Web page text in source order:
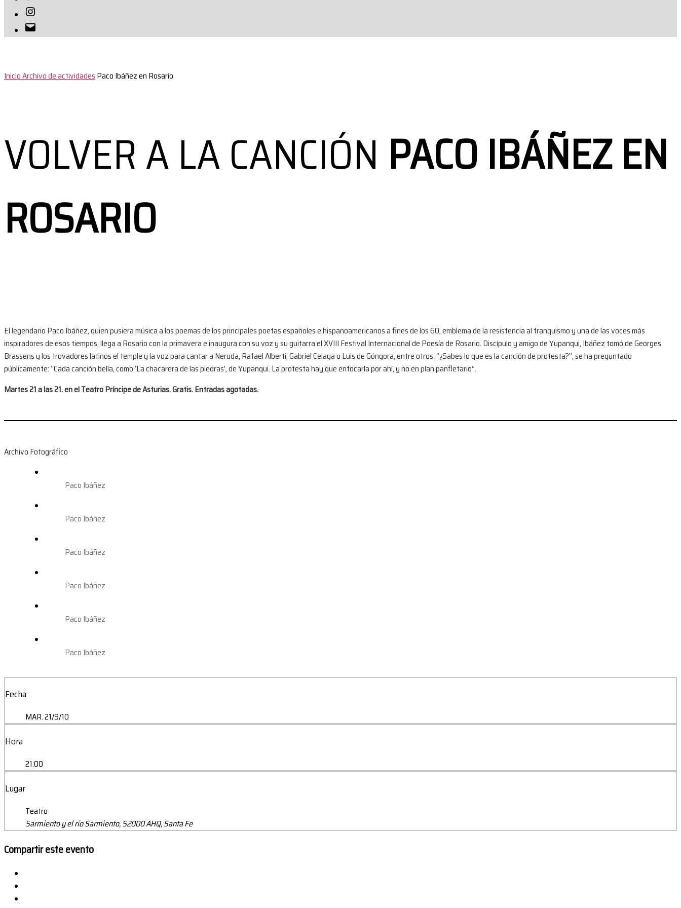
Instagram
Correo
electrónico
InicioArchivo de actividadesPaco Ibáñez en Rosario
VOLVER A LA CANCIÓN PACO IBÁÑEZ EN
ROSARIO
El legendario Paco Ibáñez, quien pusiera música a los poemas de los principales poetas españoles e hispanoamericanos a fines de los 60, emblema de la resistencia al franquismo y una de las voces más
inspiradores de esos tiempos, llega a Rosario con la primavera e inaugura con su voz y su guitarra el XVIII Festival Internacional de Poesía de Rosario. Discípulo y amigo de Yupanqui, Ibáñez tomó de Georges
Brassens y los trovadores latinos el temple y la voz para cantar a Neruda, Rafael Alberti, Gabriel Celaya o Luis de Góngora, entre otros. “¿Sabes lo que es la canción de protesta?”, se ha preguntado
públicamente: “Cada canción bella, como ‘La chacarera de las piedras’, de Yupanqui. La protesta hay que enfocarla por ahí, y no en plan panfletario”.
Martes 21 a las 21. en el Teatro Príncipe de Asturias. Gratis. Entradas agotadas.
Archivo Fotográfico
Paco Ibáñez
Paco Ibáñez
Paco Ibáñez
Paco Ibáñez
Paco Ibáñez
Paco Ibáñez
Fecha
MAR. 21/9/10
Hora
21:00
Lugar
Teatro
Sarmiento y el río Sarmiento, S2000 AHQ, Santa Fe
Compartir este evento